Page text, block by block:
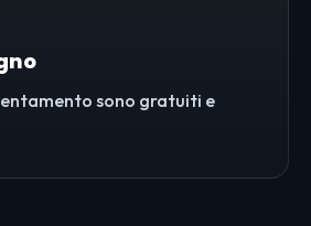
sono gratuiti e